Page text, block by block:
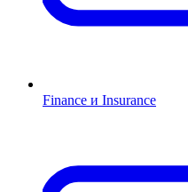
Finance и Insurance